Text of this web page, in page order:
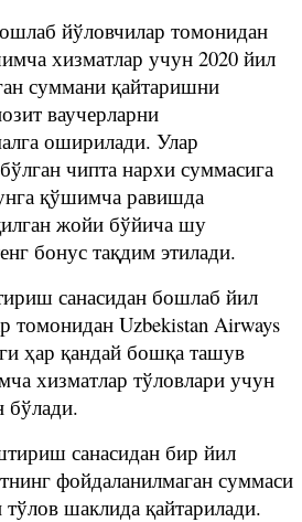
йўловчилар томонидан
хизматлар учун 2020 йил
суммани қайтаришни
ваучерларни
оширилади. Улар
чипта нархи суммасига
қўшимча равишда
жойи бўйича шу
бонус тақдим этилади.
санасидан бошлаб йил
томонидан Uzbekistan Airways
ҳар қандай бошқа ташув
хизматлар тўловлари учун
санасидан бир йил
фойдаланилмаган суммаси
тўлов шаклида қайтарилади.